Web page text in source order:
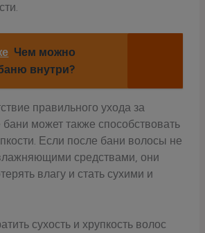
Чем можно
внутри?
правильного ухода за
может также способствовать
Если после бани волосы не
средствами, они
влагу и стать сухими и
сухость и хрупкость волос